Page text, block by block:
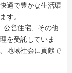
適で豊かな生活環
す。
公営住宅、その他
を受託していま
地域社会に貢献で